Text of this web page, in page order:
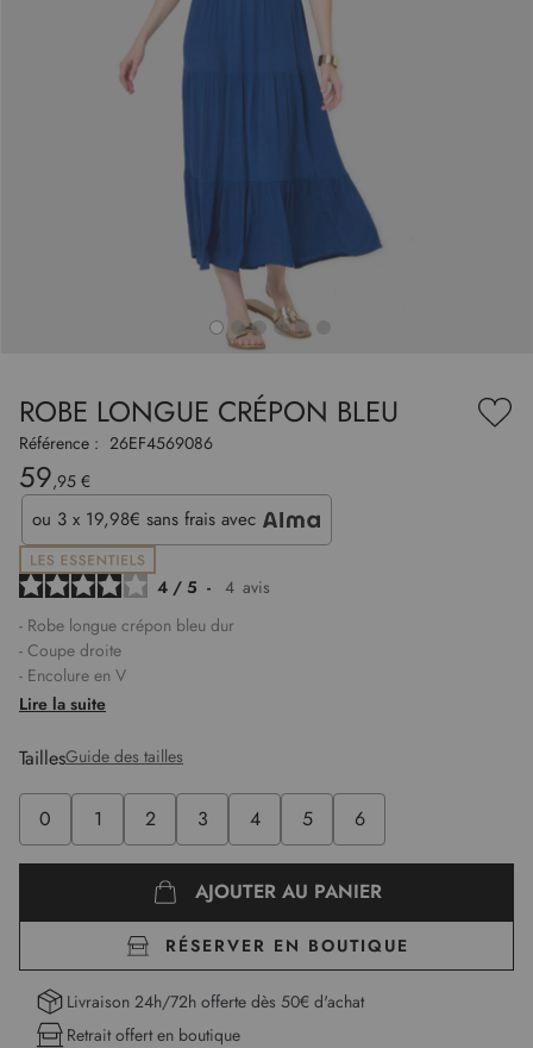
ROBE LONGUE CRÉPON BLEU
à
Référence : 26EF4569086
59,95 €
ou 3 x 19,98€ sans frais avec
4 / 5 - 4 avis
- Robe longue crépon bleu dur
- Coupe droite
- Encolure en V
- Manches courtes évasées
- Détails brodés et ajourés
- Tissu léger et souple
- Élise mesure 1,75m et porte une taille 1
Longueur :125 cm pour la première taille
Lire la suite
TaillesGuide des tailles
0 1 2 3 4 5 6
AJOUTER AU PANIER
RÉSERVER EN BOUTIQUE
Livraison 24h/72h offerte dès 50€ d'achat
Retrait offert en boutique